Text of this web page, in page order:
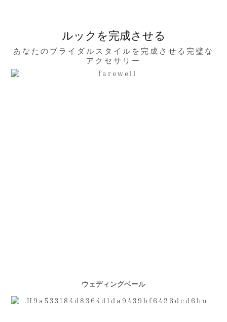
ルックを完成させる
あなたのブライダルスタイルを完成させる完璧な
アクセサリー
ウェディングベール